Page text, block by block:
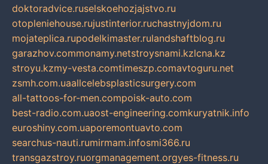
doktoradvice.ruselskoehozjajstvo.ru
otopleniehouse.rujustinterior.ruchastnyjdom.ru
mojateplica.rupodelkimaster.rulandshaftblog.ru
garazhov.commonamy.netstroysnami.kzlcna.kz
stroyu.kzmy-vesta.comtimeszp.comavtoguru.net
zsmh.com.uaallcelebsplasticsurgery.com
all-tattoos-for-men.compoisk-auto.com
best-radio.com.uaost-engineering.comkuryatnik.info
euroshiny.com.uaporemontuavto.com
searchus-nauti.rumirmam.infosmi366.ru
transgazstroy.ruorgmanagement.orgyes-fitness.ru